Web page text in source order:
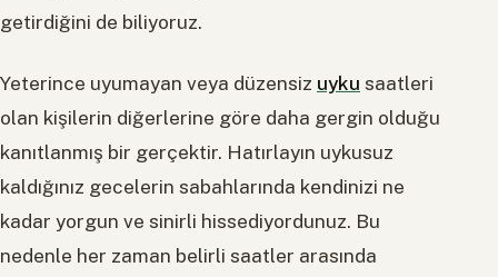
getirdiğini de biliyoruz.
Yeterince uyumayan veya düzensiz uyku saatleri
olan kişilerin diğerlerine göre daha gergin olduğu
kanıtlanmış bir gerçektir. Hatırlayın uykusuz
kaldığınız gecelerin sabahlarında kendinizi ne
kadar yorgun ve sinirli hissediyordunuz. Bu
nedenle her zaman belirli saatler arasında